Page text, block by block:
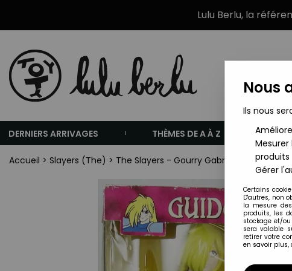
Lulu Berlu, la
DERNIERS ARRIVAGES THÈMES DE A À Z
Accueil > Slayers (The) > The Slayers - Gourry Gabriev - Poupée
Nous
Ils nous
produits
Gérer
Certains
D'autres, non
la mesure
produits, les
stockage et/
sera valable
retirer votre
en savoir plus,